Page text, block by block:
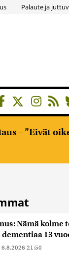
Palaute ja
– ”Eivät
Nämä kolme
13
6.8.2026 21:50